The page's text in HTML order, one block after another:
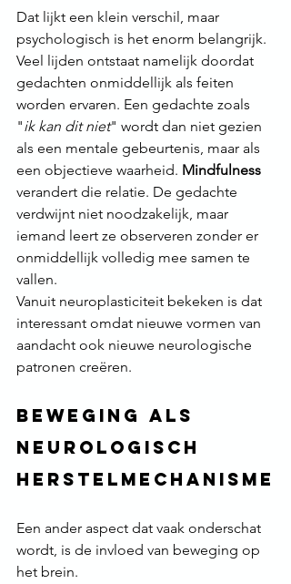
Dat lijkt een klein verschil, maar
psychologisch is het enorm belangrijk.
Veel lijden ontstaat namelijk doordat
gedachten onmiddellijk als feiten
worden ervaren. Een gedachte zoals
"ik kan dit niet" wordt dan niet gezien
als een mentale gebeurtenis, maar als
een objectieve waarheid. Mindfulness
verandert die relatie. De gedachte
verdwijnt niet noodzakelijk, maar
iemand leert ze observeren zonder er
onmiddellijk volledig mee samen te
vallen.
Vanuit neuroplasticiteit bekeken is dat
interessant omdat nieuwe vormen van
aandacht ook nieuwe neurologische
patronen creëren.
Beweging als
neurologisch
herstelmechanisme
Een ander aspect dat vaak onderschat
wordt, is de invloed van beweging op
het brein.